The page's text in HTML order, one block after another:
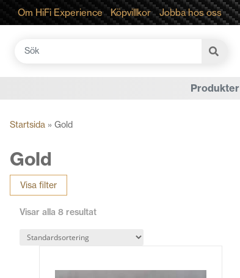
Om HiFi Experience Köpvillkor Jobba hos oss
Sök
Produkter
Startsida » Gold
Gold
Visa filter
Visar alla 8 resultat